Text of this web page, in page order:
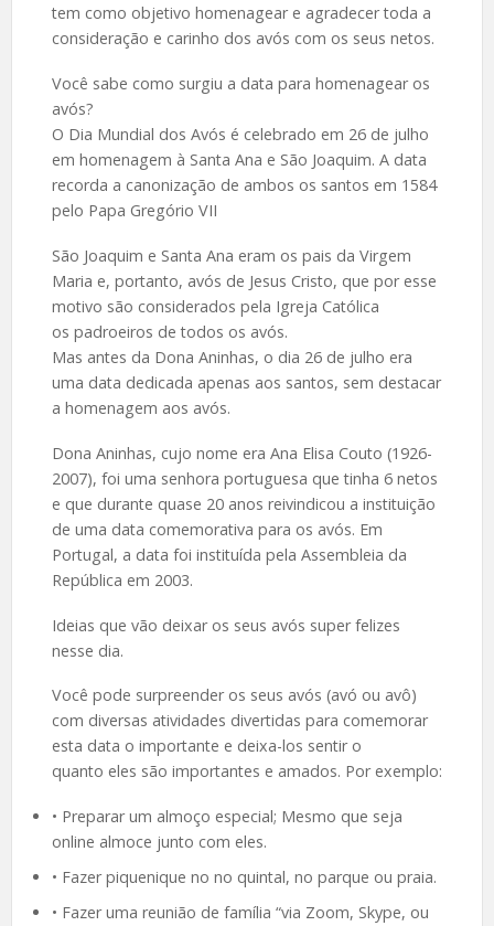
tem como objetivo homenagear e agradecer toda a
consideração e carinho dos avós com os seus netos.
Você sabe como surgiu a data para homenagear os
avós?
O Dia Mundial dos Avós é celebrado em 26 de julho
em homenagem à Santa Ana e São Joaquim. A data
recorda a canonização de ambos os santos em 1584
pelo Papa Gregório VII
São Joaquim e Santa Ana eram os pais da Virgem
Maria e, portanto, avós de Jesus Cristo, que por esse
motivo são considerados pela Igreja Católica
os padroeiros de todos os avós.
Mas antes da Dona Aninhas, o dia 26 de julho era
uma data dedicada apenas aos santos, sem destacar
a homenagem aos avós.
Dona Aninhas, cujo nome era Ana Elisa Couto (1926-
2007), foi uma senhora portuguesa que tinha 6 netos
e que durante quase 20 anos reivindicou a instituição
de uma data comemorativa para os avós. Em
Portugal, a data foi instituída pela Assembleia da
República em 2003.
Ideias que vão deixar os seus avós super felizes
nesse dia.
Você pode surpreender os seus avós (avó ou avô)
com diversas atividades divertidas para comemorar
esta data o importante e deixa-los sentir o
quanto eles são importantes e amados. Por exemplo:
• Preparar um almoço especial; Mesmo que seja
online almoce junto com eles.
• Fazer piquenique no no quintal, no parque ou praia.
• Fazer uma reunião de família “via Zoom, Skype, ou